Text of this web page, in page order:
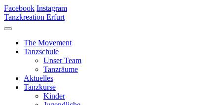
Facebook Instagram
Tanzkreation Erfurt
The Movement
Tanzschule
Unser Team
Tanzräume
Aktuelles
Tanzkurse
Kinder